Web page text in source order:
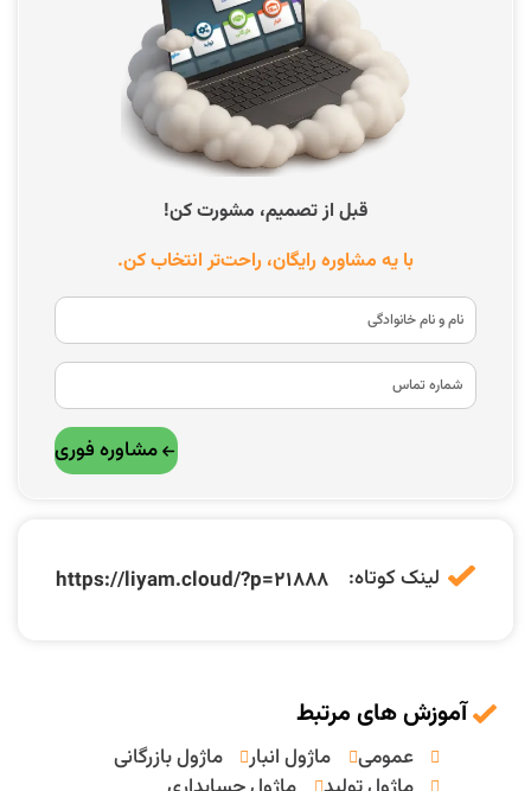
قبل از تصمیم، مشورت کن!
با یه مشاوره رایگان، راحت‌تر انتخاب کن.
مشاوره فوری
لینک کوتاه: https://liyam.cloud/?p=21888
آموزش های مرتبط
عمومی ماژول انبار
ماژول بازرگانی